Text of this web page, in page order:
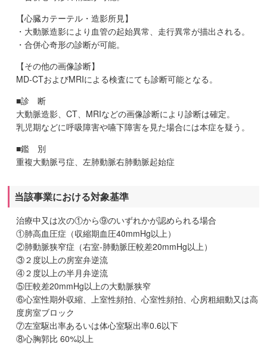
【心臓カテーテル・造影所見】
・大動脈造影により血管の起始異常、走行異常が描出される。
・合併心奇形の診断が可能。
【その他の画像診断】
MD-CTおよびMRIによる検査にても診断可能となる。
■診 断
大動脈造影、CT、MRIなどの画像診断により診断は確定。
乳児期などに呼吸障害や嚥下障害を見た場合には本症を疑う。
■鑑 別
重複大動脈弓症、左肺動脈右肺動脈起始症
当該事業における対象基準
治療中又は次の①から⑨のいずれかが認められる場合
①肺高血圧症（収縮期血圧40mmHg以上）
②肺動脈狭窄症（右室-肺動脈圧較差20mmHg以上）
③２度以上の房室弁逆流
④２度以上の半月弁逆流
⑤圧較差20mmHg以上の大動脈狭窄
⑥心室性期外収縮、上室性頻拍、心室性頻拍、心房粗細動又は高
度房室ブロック
⑦左室駆出率あるいは体心室駆出率0.6以下
⑧心胸郭比 60%以上